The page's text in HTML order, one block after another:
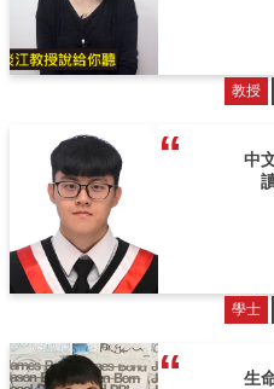
教授
中
學士
生